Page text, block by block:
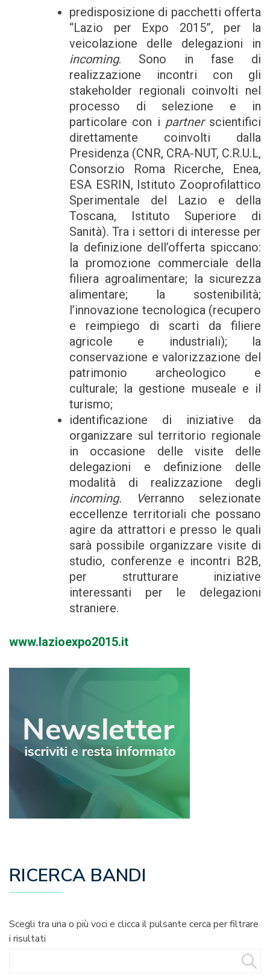
predisposizione di pacchetti offerta
“Lazio per Expo 2015”, per la
veicolazione delle delegazioni in
incoming. Sono in fase di
realizzazione incontri con gli
stakeholder regionali coinvolti nel
processo di selezione e in
particolare con i partner scientifici
direttamente coinvolti dalla
Presidenza (CNR, CRA-NUT, C.R.U.L,
Consorzio Roma Ricerche, Enea,
ESA ESRIN, Istituto Zooprofilattico
Sperimentale del Lazio e della
Toscana, Istituto Superiore di
Sanità). Tra i settori di interesse per
la definizione dell’offerta spiccano:
la promozione commerciale della
filiera agroalimentare; la sicurezza
alimentare; la sostenibilità;
l’innovazione tecnologica (recupero
e reimpiego di scarti da filiere
agricole e industriali); la
conservazione e valorizzazione del
patrimonio archeologico e
culturale; la gestione museale e il
turismo;
identificazione di iniziative da
organizzare sul territorio regionale
in occasione delle visite delle
delegazioni e definizione delle
modalità di realizzazione degli
incoming. Verranno selezionate
eccellenze territoriali che possano
agire da attrattori e presso le quali
sarà possibile organizzare visite di
studio, conferenze e incontri B2B,
per strutturare iniziative
interessanti per le delegazioni
straniere.
www.lazioexpo2015.it
RICERCA BANDI
Scegli tra una o più voci e clicca il pulsante cerca per filtrare
i risultati